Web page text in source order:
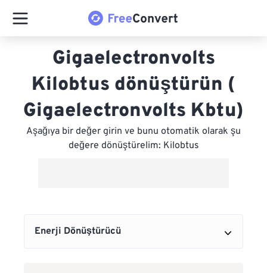
Gigaelectronvolts
Kilobtus dönüştürün (
Gigaelectronvolts Kbtu)
Aşağıya bir değer girin ve bunu otomatik olarak şu
değere dönüştürelim: Kilobtus